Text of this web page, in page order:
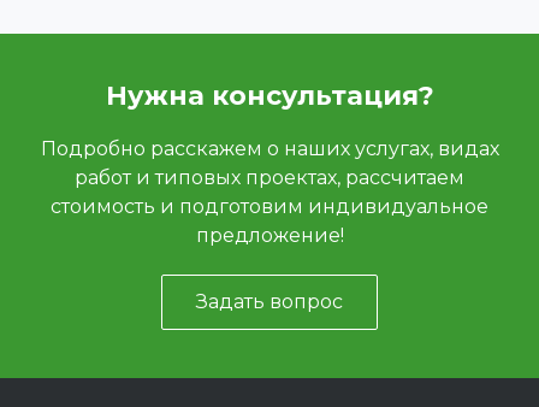
Нужна консультация?
Подробно расскажем о наших услугах, видах
работ и типовых проектах, рассчитаем
стоимость и подготовим индивидуальное
предложение!
Задать вопрос